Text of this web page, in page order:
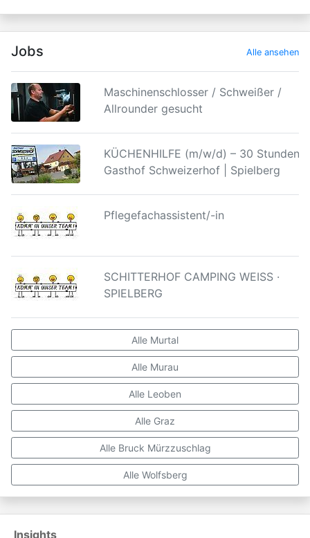
Jobs Alle ansehen
Maschinenschlosser / Schweißer /
Allrounder gesucht
KÜCHENHILFE (m/w/d) – 30 Stunden |
Gasthof Schweizerhof | Spielberg
Pflegefachassistent/-in
SCHITTERHOF CAMPING WEISS ·
SPIELBERG
Alle Murtal
Alle Murau
Alle Leoben
Alle Graz
Alle Bruck Mürzzuschlag
Alle Wolfsberg
Insights